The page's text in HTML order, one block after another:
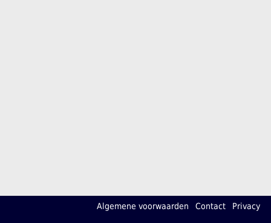
Algemene voorwaarden Contact Privacy